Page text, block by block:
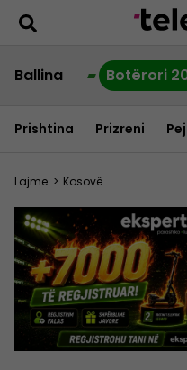
Ballina Botërori
Prishtina Prizreni
Lajme > Kosovë